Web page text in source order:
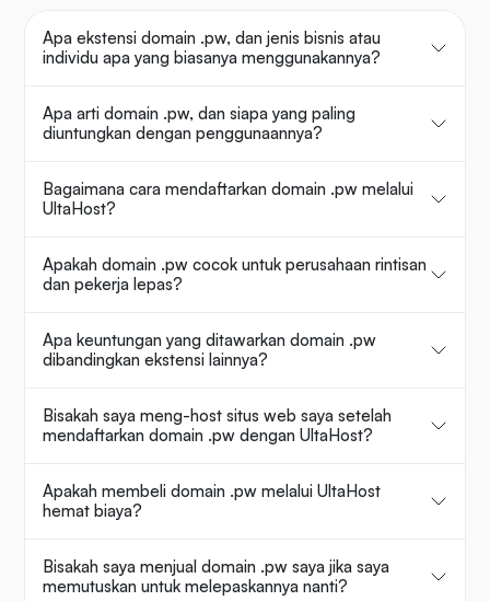
Apa ekstensi domain .pw, dan jenis bisnis atau
individu apa yang biasanya menggunakannya?
Apa arti domain .pw, dan siapa yang paling
diuntungkan dengan penggunaannya?
Bagaimana cara mendaftarkan domain .pw melalui
UltaHost?
Apakah domain .pw cocok untuk perusahaan rintisan
dan pekerja lepas?
Apa keuntungan yang ditawarkan domain .pw
dibandingkan ekstensi lainnya?
Bisakah saya meng-host situs web saya setelah
mendaftarkan domain .pw dengan UltaHost?
Apakah membeli domain .pw melalui UltaHost
hemat biaya?
Bisakah saya menjual domain .pw saya jika saya
memutuskan untuk melepaskannya nanti?